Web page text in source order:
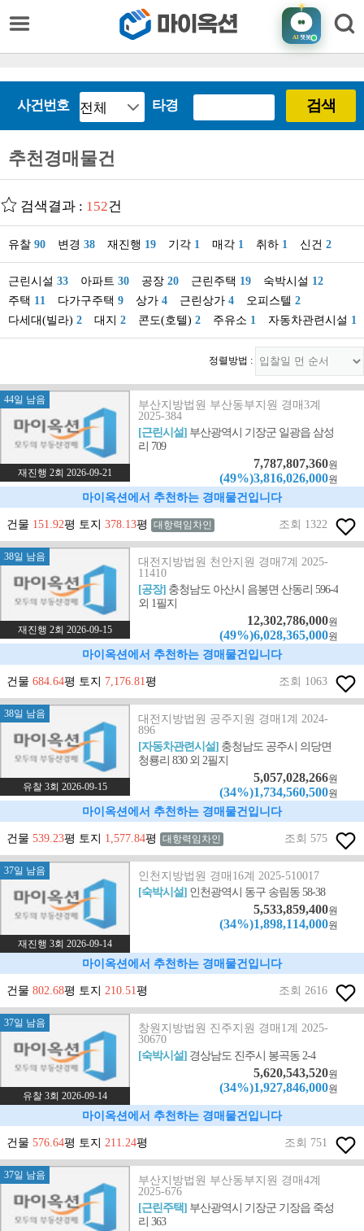
AI챗봇
사건번호 타경 검색
추천경매물건
검색결과 : 152건
유찰 90 변경 38 재진행 19 기각 1 매각 1 취하 1 신건 2
근린시설 33 아파트 30 공장 20 근린주택 19 숙박시설 12
주택 11 다가구주택 9 상가 4 근린상가 4 오피스텔 2
다세대(빌라) 2 대지 2 콘도(호텔) 2 주유소 1 자동차관련시설 1
정렬방법 :
44일 남음
재진행 2회 2026-09-21
부산지방법원 부산동부지원 경매3계
2025-384
[근린시설] 부산광역시 기장군 일광읍 삼성
리 709
7,787,807,360원
(49%)3,816,026,000원
마이옥션에서 추천하는 경매물건입니다
건물 151.92평 토지 378.13평 대항력임차인 조회 1322
38일 남음
재진행 2회 2026-09-15
대전지방법원 천안지원 경매7계 2025-
11410
[공장] 충청남도 아산시 음봉면 산동리 596-4
외 1필지
12,302,786,000원
(49%)6,028,365,000원
마이옥션에서 추천하는 경매물건입니다
건물 684.64평 토지 7,176.81평 조회 1063
38일 남음
유찰 3회 2026-09-15
대전지방법원 공주지원 경매1계 2024-
896
[자동차관련시설] 충청남도 공주시 의당면
청룡리 830 외 2필지
5,057,028,266원
(34%)1,734,560,500원
마이옥션에서 추천하는 경매물건입니다
건물 539.23평 토지 1,577.84평 대항력임차인 조회 575
37일 남음
재진행 3회 2026-09-14
인천지방법원 경매16계 2025-510017
[숙박시설] 인천광역시 동구 송림동 58-38
5,533,859,400원
(34%)1,898,114,000원
마이옥션에서 추천하는 경매물건입니다
건물 802.68평 토지 210.51평 조회 2616
37일 남음
유찰 3회 2026-09-14
창원지방법원 진주지원 경매1계 2025-
30670
[숙박시설] 경상남도 진주시 봉곡동 2-4
5,620,543,520원
(34%)1,927,846,000원
마이옥션에서 추천하는 경매물건입니다
건물 576.64평 토지 211.24평 조회 751
37일 남음
부산지방법원 부산동부지원 경매4계
2025-676
[근린주택] 부산광역시 기장군 기장읍 죽성
리 363